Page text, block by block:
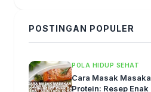
POSTINGAN POPULER
POLA HIDUP SEHAT
Cara Masak
Protein: Resep